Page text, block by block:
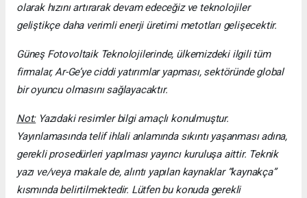
olarak hızını artırarak devam edeceğiz ve teknolojiler
geliştikçe daha verimli enerji üretimi metotları gelişecektir.
Güneş Fotovoltaik Teknolojilerinde, ülkemizdeki ilgili tüm
firmalar, Ar-Ge’ye ciddi yatırımlar yapması, sektöründe global
bir oyuncu olmasını sağlayacaktır.
Not:Yazıdaki resimler bilgi amaçlı konulmuştur.
Yayınlamasında telif ihlali anlamında sıkıntı yaşanması adına,
gerekli prosedürleri yapılması yayıncı kuruluşa aittir. Teknik
yazı ve/veya makale de, alıntı yapılan kaynaklar “kaynakça”
kısmında belirtilmektedir. Lütfen bu konuda gerekli